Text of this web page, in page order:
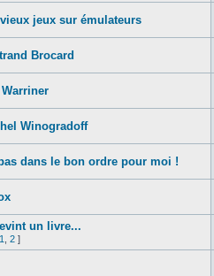
jeux sur émulateurs
Brocard
Winogradoff
dans le bon ordre pour moi !
un livre...
1 2 ]